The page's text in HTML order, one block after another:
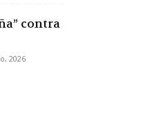
contra
2026